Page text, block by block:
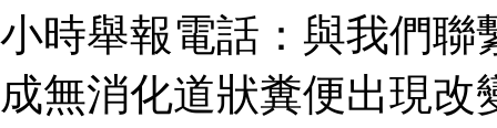
小時舉報電話：與我們聯
成無消化道狀糞便出現